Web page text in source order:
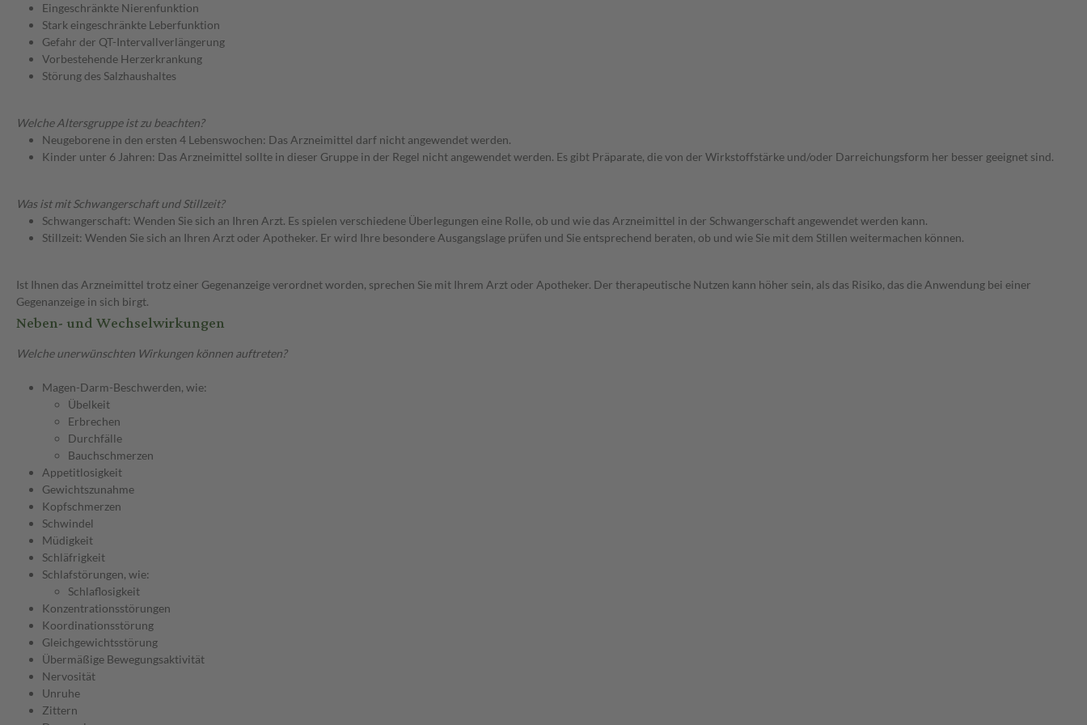
Eingeschränkte Nierenfunktion
Stark eingeschränkte Leberfunktion
Gefahr der QT-Intervallverlängerung
Vorbestehende Herzerkrankung
Störung des Salzhaushaltes
Welche Altersgruppe ist zu beachten?
Neugeborene in den ersten 4 Lebenswochen: Das Arzneimittel darf nicht angewendet werden.
Kinder unter 6 Jahren: Das Arzneimittel sollte in dieser Gruppe in der Regel nicht angewendet werden. Es gibt Präparate, die von der Wirkstoffstärke und/oder Darreichungsform her besser geeignet sind.
Was ist mit Schwangerschaft und Stillzeit?
Schwangerschaft: Wenden Sie sich an Ihren Arzt. Es spielen verschiedene Überlegungen eine Rolle, ob und wie das Arzneimittel in der Schwangerschaft angewendet werden kann.
Stillzeit: Wenden Sie sich an Ihren Arzt oder Apotheker. Er wird Ihre besondere Ausgangslage prüfen und Sie entsprechend beraten, ob und wie Sie mit dem Stillen weitermachen können.
Ist Ihnen das Arzneimittel trotz einer Gegenanzeige verordnet worden, sprechen Sie mit Ihrem Arzt oder Apotheker. Der therapeutische Nutzen kann höher sein, als das Risiko, das die Anwendung bei einer
Gegenanzeige in sich birgt.
Neben- und Wechselwirkungen
Welche unerwünschten Wirkungen können auftreten?
Magen-Darm-Beschwerden, wie:
Übelkeit
Erbrechen
Durchfälle
Bauchschmerzen
Appetitlosigkeit
Gewichtszunahme
Kopfschmerzen
Schwindel
Müdigkeit
Schläfrigkeit
Schlafstörungen, wie:
Schlaflosigkeit
Konzentrationsstörungen
Koordinationsstörung
Gleichgewichtsstörung
Übermäßige Bewegungsaktivität
Nervosität
Unruhe
Zittern